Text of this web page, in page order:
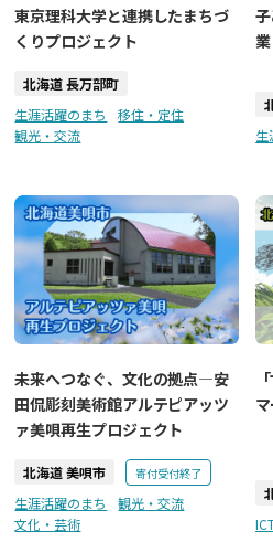
東京理科大学と連携したまちづ
くりプロジェクト
北海道 長万部町
生涯活躍のまち
移住・定住
観光・交流
業
生
未来へつなぐ、文化の拠点―安
田侃彫刻美術館アルテピアッツ
ァ美唄再生プロジェクト
北海道 美唄市 寄付受付終了
生涯活躍のまち
観光・交流
文化・芸術